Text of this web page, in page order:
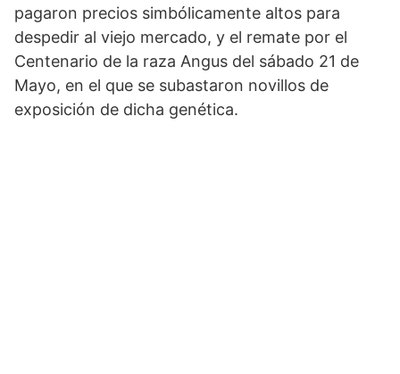
pagaron precios simbólicamente altos para
despedir al viejo mercado, y el remate por el
Centenario de la raza Angus del sábado 21 de
Mayo, en el que se subastaron novillos de
exposición de dicha genética.